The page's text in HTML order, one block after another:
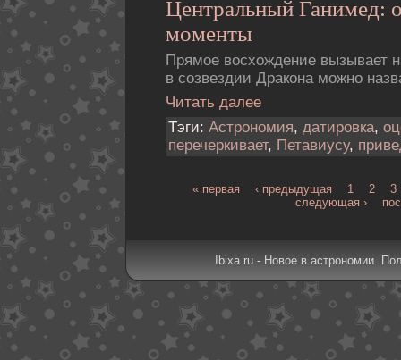
Центральный Ганимед:
моменты
Прямое восхождение вызывает
в созвездии Дракона можно
Читать далее
Тэги: Астрономия, датировка,
перечеркивает, Петавиусу,
« первая ‹ предыдущая 1 2
3
следующая ›
Ibixa.ru - Новое в астрономии.